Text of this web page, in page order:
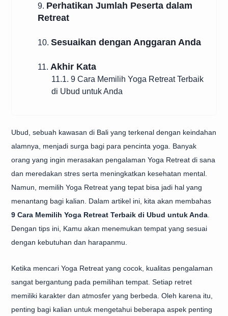
9. Perhatikan Jumlah Peserta dalam
Retreat
10. Sesuaikan dengan Anggaran Anda
11. Akhir Kata
11.1. 9 Cara Memilih Yoga Retreat Terbaik
di Ubud untuk Anda
Ubud, sebuah kawasan di Bali yang terkenal dengan keindahan
alamnya, menjadi surga bagi para pencinta yoga. Banyak
orang yang ingin merasakan pengalaman Yoga Retreat di sana
dan meredakan stres serta meningkatkan kesehatan mental.
Namun, memilih Yoga Retreat yang tepat bisa jadi hal yang
menantang bagi kalian. Dalam artikel ini, kita akan membahas
9 Cara Memilih Yoga Retreat Terbaik di Ubud untuk Anda
Dengan tips ini, Kamu akan menemukan tempat yang sesuai
dengan kebutuhan dan harapanmu.
Ketika mencari Yoga Retreat yang cocok, kualitas pengalaman
sangat bergantung pada pemilihan tempat. Setiap retret
memiliki karakter dan atmosfer yang berbeda. Oleh karena itu,
penting bagi kalian untuk mengetahui beberapa aspek penting